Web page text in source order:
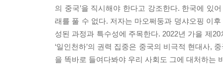
의 중국’을 직시해야 한다고 강조한다. 한국에 있
래를 풀 수 없다. 저자는 마오쩌둥과 덩샤오핑 이
성된 과정과 특수성에 주목한다. 2022년 가을 제
‘일인천하’의 권력 집중은 중국의 비극적 현대사,
을 똑바로 들여다봐야 우리 사회도 그에 대처하는